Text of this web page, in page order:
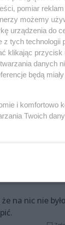
Schab
tego
na nic nie
pomiar
możemy
urządzenia do
tych technologii
klikając
danych
będą
i komfortowo
Twoich